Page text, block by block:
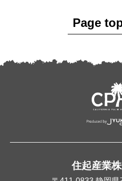
Page
住起産業